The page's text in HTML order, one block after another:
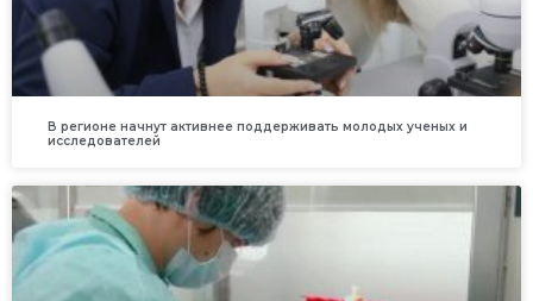
В регионе начнут активнее поддерживать молодых ученых и
исследователей